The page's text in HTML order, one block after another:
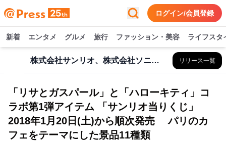
ログイン/会員登録
新着 エンタメ グルメ 旅行 ファッション・美容 ライフスタ
株式会社サンリオ、株式会社ソニー・クリエイティブプロダクツ リリース一覧
「リサとガスパール」と「ハローキティ」コ
ラボ第1弾アイテム 「サンリオ当りくじ」
2018年1月20日(土)から順次発売 パリのカ
フェをテーマにした景品11種類